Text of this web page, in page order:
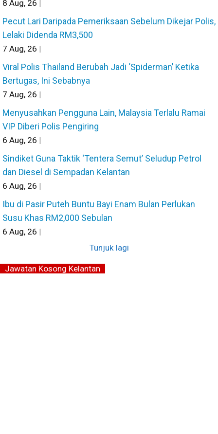
8 Aug, 26 |
Pecut Lari Daripada Pemeriksaan Sebelum Dikejar Polis,
Lelaki Didenda RM3,500
7 Aug, 26 |
Viral Polis Thailand Berubah Jadi ‘Spiderman’ Ketika
Bertugas, Ini Sebabnya
7 Aug, 26 |
Menyusahkan Pengguna Lain, Malaysia Terlalu Ramai
VIP Diberi Polis Pengiring
6 Aug, 26 |
Sindiket Guna Taktik ‘Tentera Semut’ Seludup Petrol
dan Diesel di Sempadan Kelantan
6 Aug, 26 |
Ibu di Pasir Puteh Buntu Bayi Enam Bulan Perlukan
Susu Khas RM2,000 Sebulan
6 Aug, 26 |
Tunjuk lagi
Jawatan Kosong Kelantan